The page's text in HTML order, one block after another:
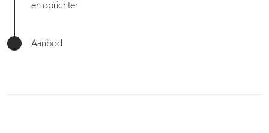
en oprichter
Aanbod